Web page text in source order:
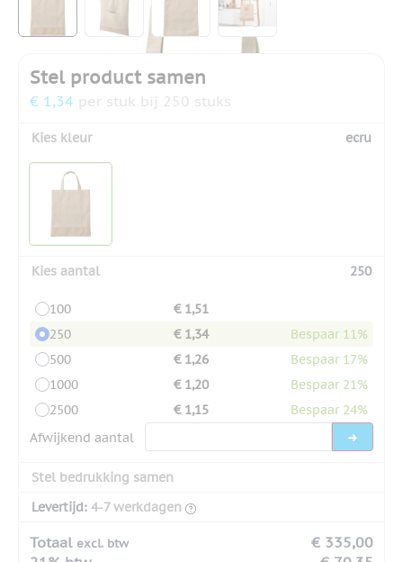
Stel product samen
€ 1,34 per stuk bij 250 stuks
Kies kleur ecru
Kies aantal 250
100
€ 1,51
250
€ 1,34
Bespaar 11%
500
€ 1,26
Bespaar 17%
1000
€ 1,20
Bespaar 21%
2500
€ 1,15
Bespaar 24%
Afwijkend aantal
Stel bedrukking samen
Levertijd: 4-7 werkdagen
Totaal excl. btw
€ 335,00